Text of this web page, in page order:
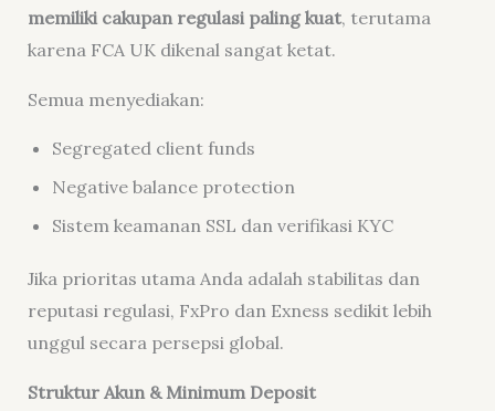
memiliki cakupan regulasi paling kuat, terutama
karena FCA UK dikenal sangat ketat.
Semua menyediakan:
Segregated client funds
Negative balance protection
Sistem keamanan SSL dan verifikasi KYC
Jika prioritas utama Anda adalah stabilitas dan
reputasi regulasi, FxPro dan Exness sedikit lebih
unggul secara persepsi global.
Struktur Akun & Minimum Deposit